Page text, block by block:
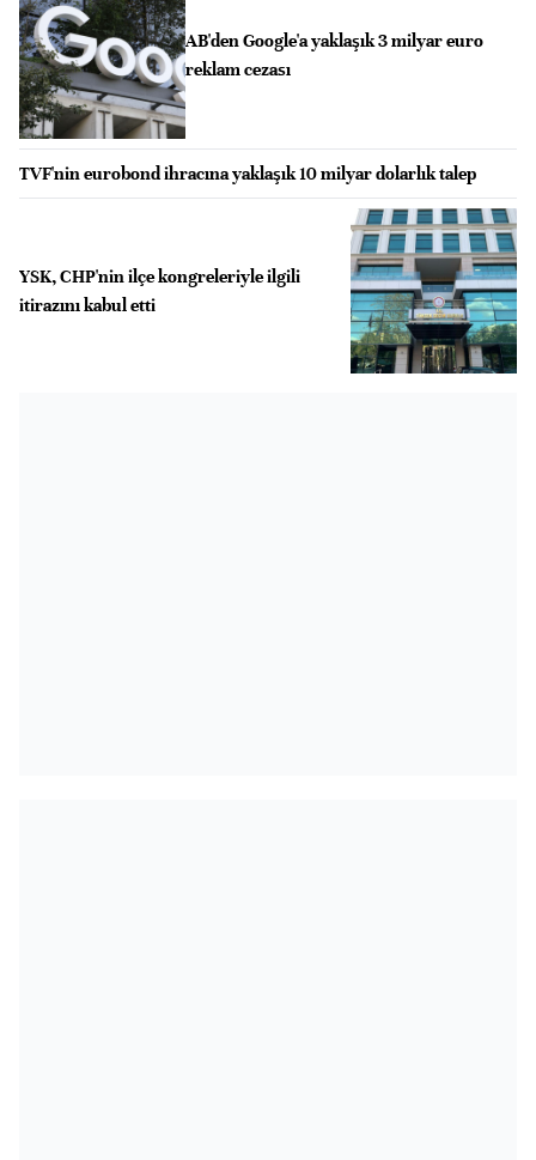
AB'den Google'a yaklaşık 3 milyar euro
reklam cezası
TVF'nin eurobond ihracına yaklaşık 10 milyar dolarlık talep
YSK, CHP'nin ilçe kongreleriyle ilgili
itirazını kabul etti